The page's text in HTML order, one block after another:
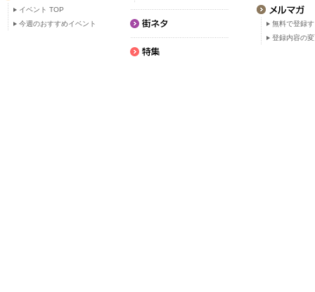
イベント TOP
今週のおすすめイベント
無料で登録
登録内容の